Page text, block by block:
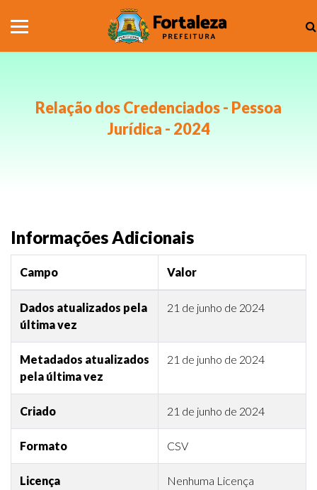
Relação dos Credenciados - Pessoa
Jurídica - 2024
Informações Adicionais
Campo Valor
Dados atualizados pela
última vez
21 de junho de 2024
Metadados atualizados
pela última vez
21 de junho de 2024
Criado 21 de junho de 2024
Formato CSV
Licença
Nenhuma Licença